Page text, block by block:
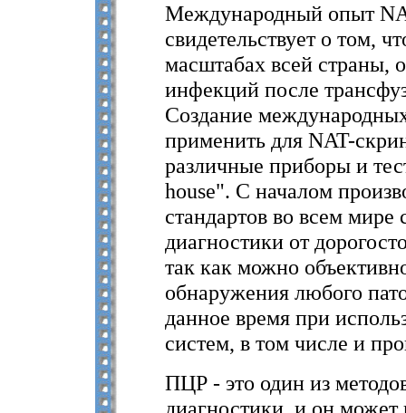
Международный опыт
свидетельствует о том,
масштабах всей страны,
инфекций после
Создание
применить для NAT-
различные приборы и
house". С началом
стандартов во всем мире
диагностики от
так как можно
обнаружения любого
данное время при
систем, в том числе и
ПЦР - это один из